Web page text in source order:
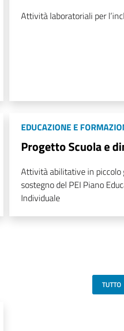
Attività laboratoriali per
EDUCAZIONE E
Progetto Scuola e
Attività abilitative in piccolo
sostegno del PEI Piano
Individuale
TUTTO